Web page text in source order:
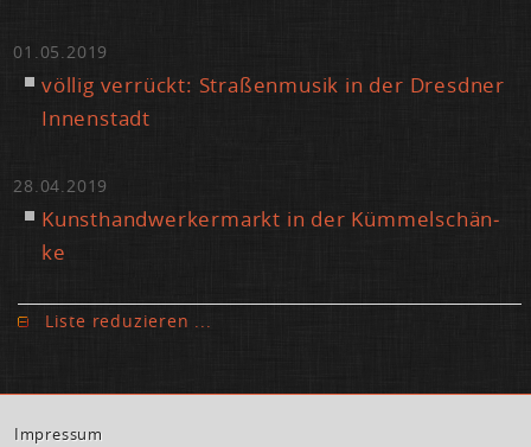
01.05.2019
völ­lig ver­rückt: Stra­ßen­mu­sik in der Dresd­ner
In­nen­stadt
28.04.2019
Kunst­hand­wer­ker­markt in der Küm­mel­schän­
ke
Lis­te re­du­zie­ren ...
Im­pres­sum